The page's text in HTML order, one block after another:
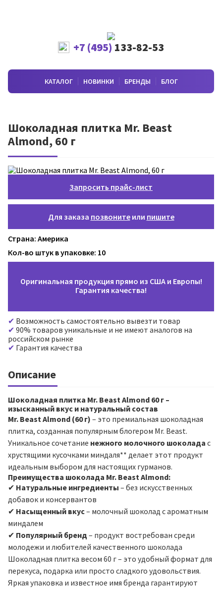
+7 (495) 133-82-53
КАТАЛОГ НОВИНКИ БРЕНДЫ БЛОГ
Шоколадная плитка Mr. Beast
Almond, 60 г
Запросить прайс-лист
Для заказа позвонитеили пишите
Страна: Америка
Кол-во штук в упаковке: 10
Оригинальная продукция прямо из США и Европы!
Гарантия качества!
Возможность самостоятельно вывезти товар
90% товаров уникальные и не имеют аналогов на
российском рынке
Гарантия качества
Описание
Шоколадная плитка Mr. Beast Almond 60 г –
изысканный вкус и натуральный состав
Mr. Beast Almond (60 г) – это премиальная шоколадная
плитка, созданная популярным блогером Mr. Beast.
Уникальное сочетание нежного молочного шоколада с
хрустящими кусочками миндаля** делает этот продукт
идеальным выбором для настоящих гурманов.
Преимущества шоколада Mr. Beast Almond:
✔ Натуральные ингредиенты – без искусственных
добавок и консервантов
✔ Насыщенный вкус– молочный шоколад с ароматным
миндалем
✔ Популярный бренд – продукт востребован среди
молодежи и любителей качественного шоколада
Шоколадная плитка весом 60 г – это удобный формат для
перекуса, подарка или просто сладкого удовольствия.
Яркая упаковка и известное имя бренда гарантируют